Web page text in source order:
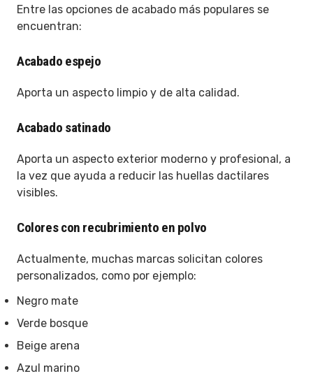
Entre las opciones de acabado más populares se
encuentran:
Acabado espejo
Aporta un aspecto limpio y de alta calidad.
Acabado satinado
Aporta un aspecto exterior moderno y profesional, a
la vez que ayuda a reducir las huellas dactilares
visibles.
Colores con recubrimiento en polvo
Actualmente, muchas marcas solicitan colores
personalizados, como por ejemplo:
Negro mate
Verde bosque
Beige arena
Azul marino